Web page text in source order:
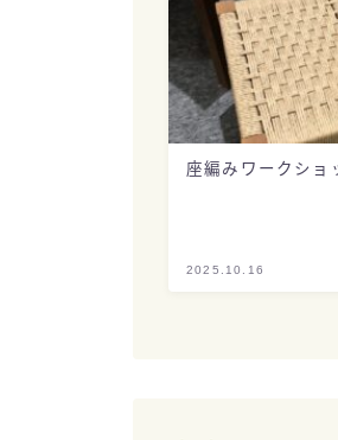
座編みワークショ
2025.10.16